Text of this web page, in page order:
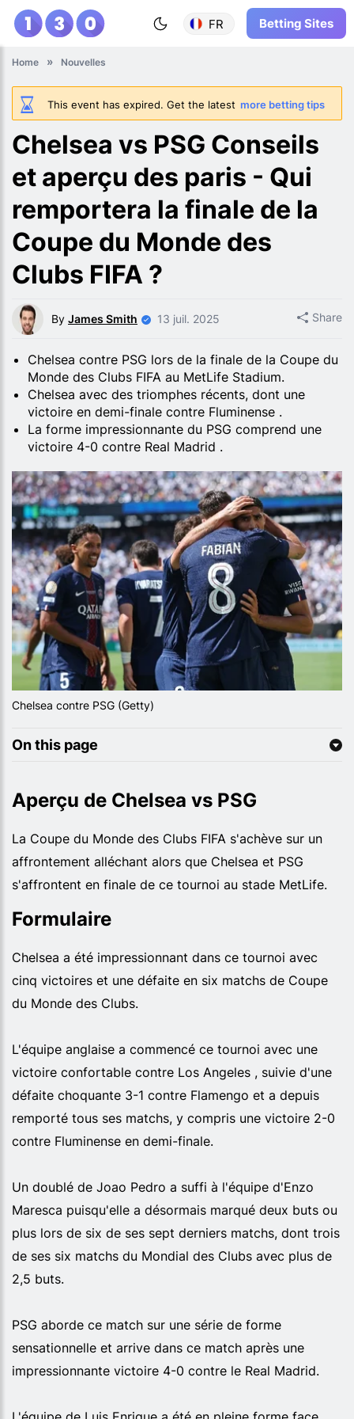
FR Betting Sites
Home Nouvelles
This event has expired. Get the latest more betting tips
Chelsea vs PSG Conseils
et aperçu des paris - Qui
remportera la finale de la
Coupe du Monde des
Clubs FIFA ?
By James Smith 13 juil. 2025 Share
Chelsea contre PSG lors de la finale de la Coupe du
Monde des Clubs FIFA au MetLife Stadium.
Chelsea avec des triomphes récents, dont une
victoire en demi-finale contre Fluminense .
La forme impressionnante du PSG comprend une
victoire 4-0 contre Real Madrid .
Chelsea contre PSG (Getty)
On this page
Aperçu de Chelsea vs PSG
La Coupe du Monde des Clubs FIFA s'achève sur un
affrontement alléchant alors que Chelsea et PSG
s'affrontent en finale de ce tournoi au stade MetLife.
Formulaire
Chelsea a été impressionnant dans ce tournoi avec
cinq victoires et une défaite en six matchs de Coupe
du Monde des Clubs.
L'équipe anglaise a commencé ce tournoi avec une
victoire confortable contre Los Angeles , suivie d'une
défaite choquante 3-1 contre Flamengo et a depuis
remporté tous ses matchs, y compris une victoire 2-0
contre Fluminense en demi-finale.
Un doublé de Joao Pedro a suffi à l'équipe d'Enzo
Maresca puisqu'elle a désormais marqué deux buts ou
plus lors de six de ses sept derniers matchs, dont trois
de ses six matchs du Mondial des Clubs avec plus de
2,5 buts.
PSG aborde ce match sur une série de forme
sensationnelle et arrive dans ce match après une
impressionnante victoire 4-0 contre le Real Madrid.